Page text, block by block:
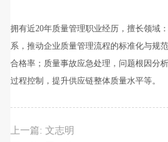
拥有近20年质量管理职业经历，擅长领域
系，推动企业质量管理流程的标准化与规
合格率；质量事故应急处理，问题根因分
过程控制，提升供应链整体质量水平等。
上一篇: 文志明